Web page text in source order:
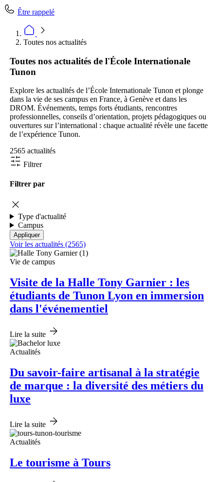
Être rappelé
Toutes nos actualités
Toutes nos actualités de l'École Internationale
Tunon
Explore les actualités de l’École Internationale Tunon et plonge
dans la vie de ses campus en France, à Genève et dans les
DROM. Événements, temps forts étudiants, rencontres
professionnelles, conseils d’orientation, projets pédagogiques ou
ouvertures sur l’international : chaque actualité révèle une facette
de l’expérience Tunon.
2565 actualités
Filtrer
Filtrer par
Type d'actualité
Campus
Voir les actualités (2565)
Vie de campus
Visite de la Halle Tony Garnier : les
étudiants de Tunon Lyon en immersion
dans l'événementiel
Lire la suite
Actualités
Du savoir-faire artisanal à la stratégie
de marque : la diversité des métiers du
luxe
Lire la suite
Actualités
Le tourisme à Tours